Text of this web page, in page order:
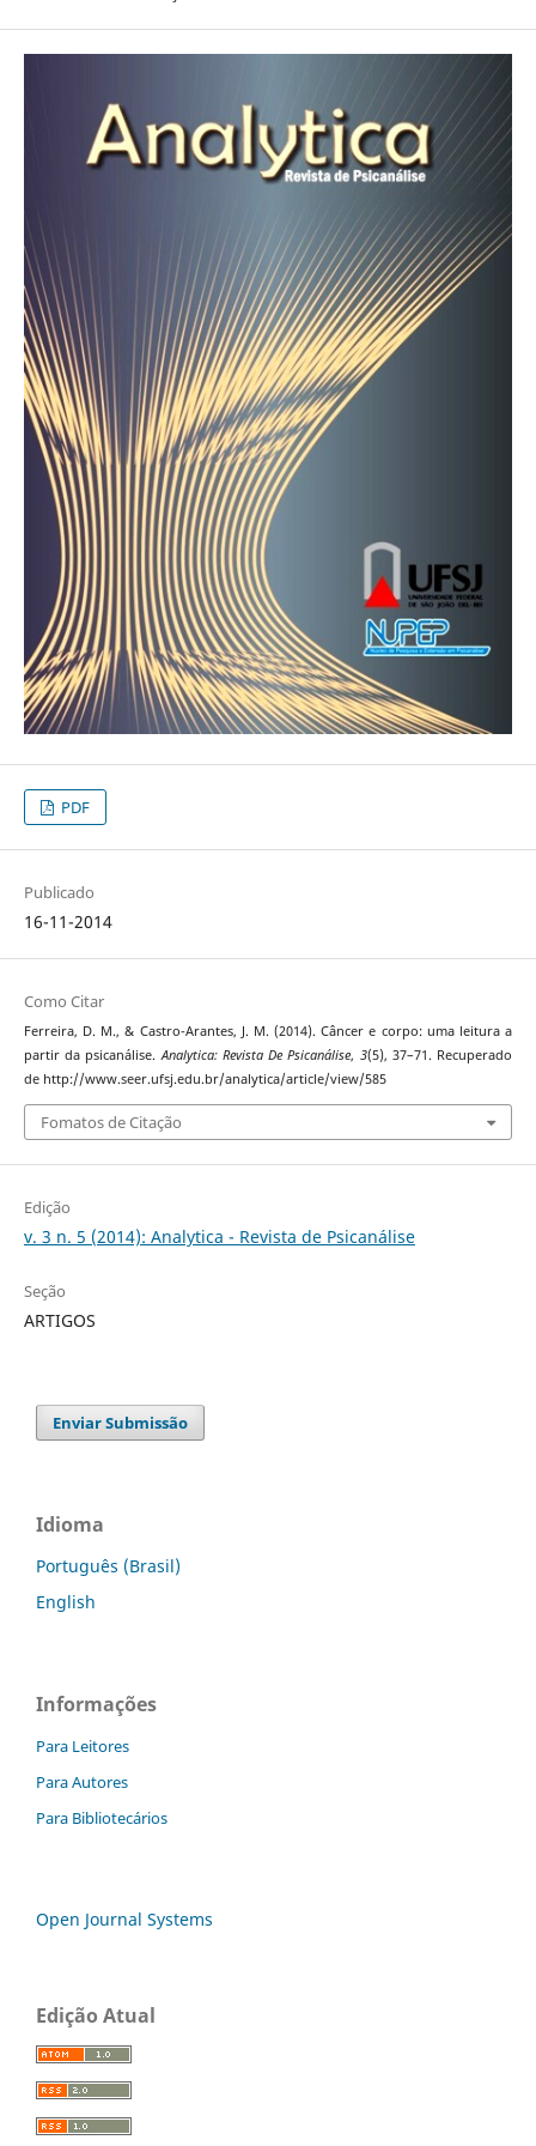
PDF
Publicado
16-11-2014
Como Citar
Ferreira, D. M., & Castro-Arantes, J. M. (2014). Câncer e corpo: uma leitura a
partir da psicanálise.Analytica: Revista De Psicanálise, 3(5), 37–71. Recuperado
de http://www.seer.ufsj.edu.br/analytica/article/view/585
Fomatos de Citação
Edição
v. 3 n. 5 (2014): Analytica - Revista de Psicanálise
Seção
ARTIGOS
Enviar Submissão
Idioma
Português (Brasil)
English
Informações
Para Leitores
Para Autores
Para Bibliotecários
Open Journal Systems
Edição Atual